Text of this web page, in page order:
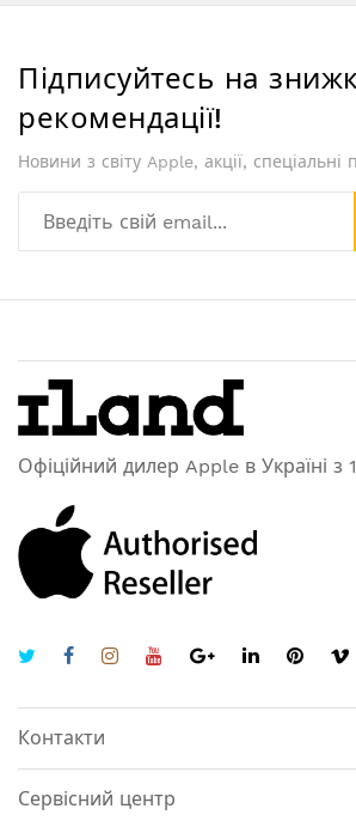
Підписуйтесь на
рекомендації!
Новини з світу Apple, акції, спеціальні
Офіційний дилер Apple в Україні з
Контакти
Сервісний центр